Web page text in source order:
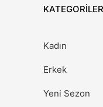
KATEGORİLER
Kadın
Erkek
Yeni Sezon